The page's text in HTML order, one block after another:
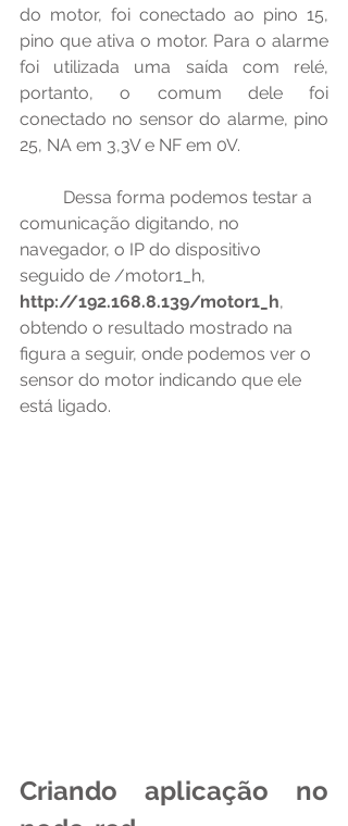
do motor, foi conectado ao pino 15,
pino que ativa o motor. Para o alarme
foi utilizada uma saída com relé,
portanto, o comum dele foi
conectado no sensor do alarme, pino
25, NA em 3,3V e NF em 0V.
comunicação digitando, no
navegador, o IP do dispositivo
seguido de /motor1_h,
http://192.168.8.139/motor1_h,
obtendo o resultado mostrado na
figura a seguir, onde podemos ver o
sensor do motor indicando que ele
está ligado.
Criando aplicação no